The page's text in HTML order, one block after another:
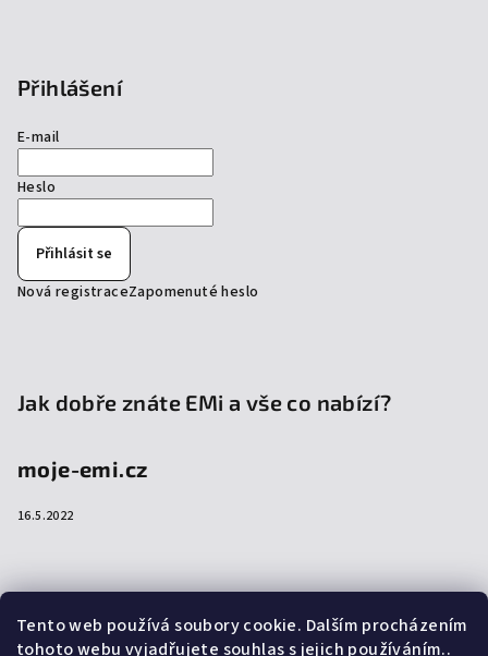
Tento web používá soubory cookie. Dalším procházením
tohoto webu vyjadřujete souhlas s jejich používáním..
Přihlášení
E-mail
Heslo
Přihlásit se
Nová registraceZapomenuté heslo
Jak dobře znáte EMi a vše co nabízí?
moje-emi.cz
16.5.2022
Přijímáme online platby